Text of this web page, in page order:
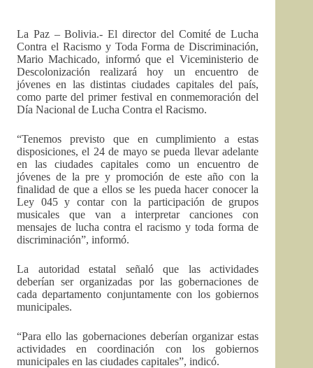
La Paz – Bolivia.- El director del Comité de Lucha
Contra el Racismo y Toda Forma de Discriminación,
Mario Machicado, informó que el Viceministerio de
Descolonización realizará hoy un encuentro de
jóvenes en las distintas ciudades capitales del país,
como parte del primer festival en conmemoración del
Día Nacional de Lucha Contra el Racismo.
“Tenemos previsto que en cumplimiento a estas
disposiciones, el 24 de mayo se pueda llevar adelante
en las ciudades capitales como un encuentro de
jóvenes de la pre y promoción de este año con la
finalidad de que a ellos se les pueda hacer conocer la
Ley 045 y contar con la participación de grupos
musicales que van a interpretar canciones con
mensajes de lucha contra el racismo y toda forma de
discriminación”, informó.
La autoridad estatal señaló que las actividades
deberían ser organizadas por las gobernaciones de
cada departamento conjuntamente con los gobiernos
municipales.
“Para ello las gobernaciones deberían organizar estas
actividades en coordinación con los gobiernos
municipales en las ciudades capitales”, indicó.